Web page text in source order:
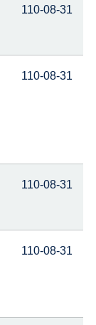
110-08-31
110-08-31
110-08-31
110-08-31